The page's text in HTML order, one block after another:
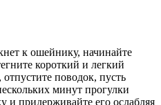
к ошейнику, начинайте
короткий и легкий
поводок, пусть
минут прогулки
и придерживайте его ослабляя